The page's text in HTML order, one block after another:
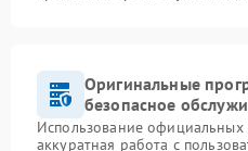
Оригинальные
безопасное
Использование
аккуратная работа с